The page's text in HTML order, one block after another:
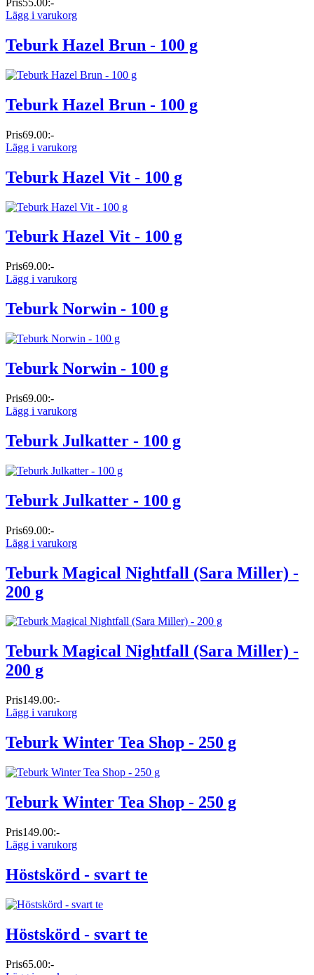
Pris55.00:-
Lägg i varukorg
Teburk Hazel Brun - 100 g
Teburk Hazel Brun - 100 g
Pris69.00:-
Lägg i varukorg
Teburk Hazel Vit - 100 g
Teburk Hazel Vit - 100 g
Pris69.00:-
Lägg i varukorg
Teburk Norwin - 100 g
Teburk Norwin - 100 g
Pris69.00:-
Lägg i varukorg
Teburk Julkatter - 100 g
Teburk Julkatter - 100 g
Pris69.00:-
Lägg i varukorg
Teburk Magical Nightfall (Sara Miller) -
200 g
Teburk Magical Nightfall (Sara Miller) -
200 g
Pris149.00:-
Lägg i varukorg
Teburk Winter Tea Shop - 250 g
Teburk Winter Tea Shop - 250 g
Pris149.00:-
Lägg i varukorg
Höstskörd - svart te
Höstskörd - svart te
Pris65.00:-